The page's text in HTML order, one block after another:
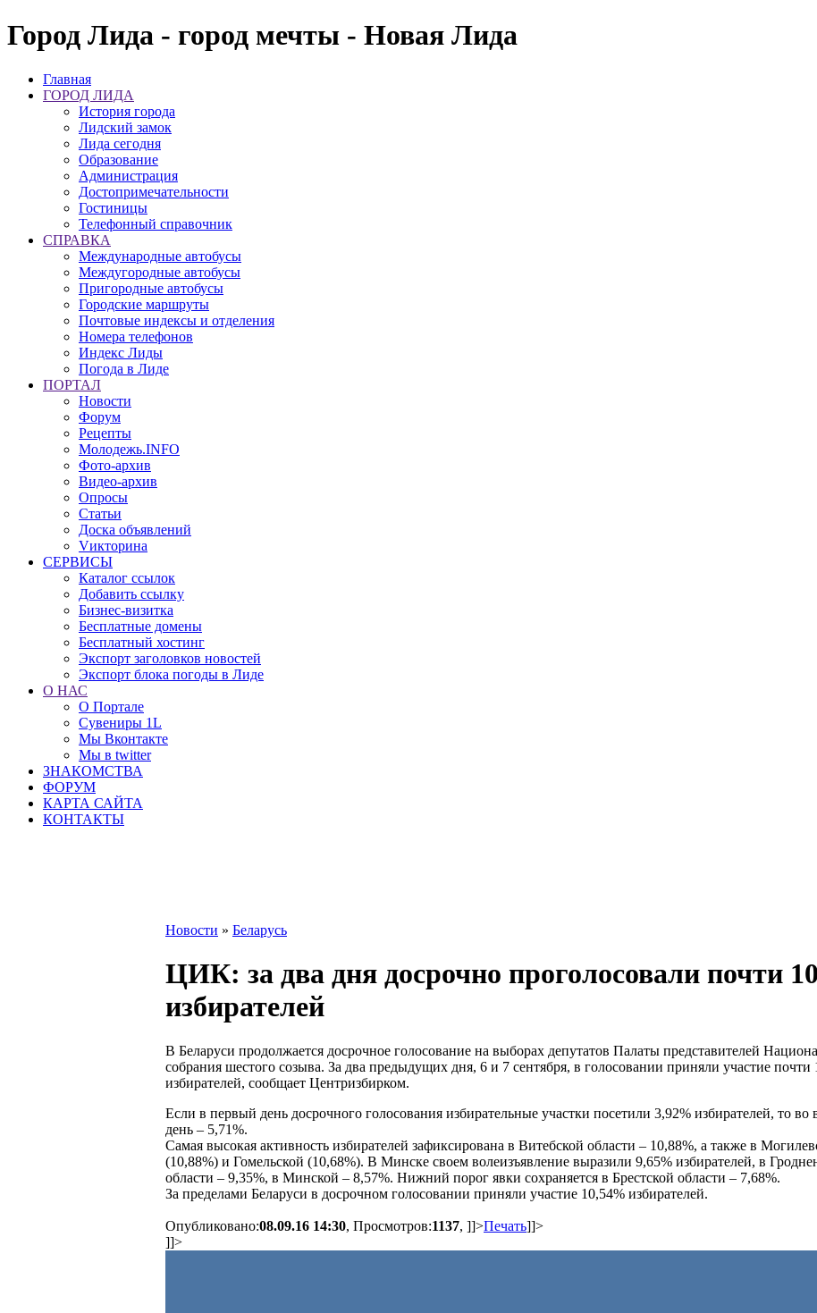
Город Лида - город мечты - Новая Лида
Главная
ГОРОД ЛИДА
История города
Лидский замок
Лида сегодня
Образование
Администрация
Достопримечательности
Гостиницы
Телефонный справочник
СПРАВКА
Международные автобусы
Междугородные автобусы
Пригородные автобусы
Городские маршруты
Почтовые индексы и отделения
Номера телефонов
Индекс Лиды
Погода в Лиде
ПОРТАЛ
Новости
Форум
Рецепты
Молодежь.INFO
Фото-архив
Видео-архив
Опросы
Статьи
Доска объявлений
Vикторина
СЕРВИСЫ
Каталог ссылок
Добавить ссылку
Бизнес-визитка
Бесплатные домены
Бесплатный хостинг
Экспорт заголовков новостей
Экспорт блока погоды в Лиде
О НАС
О Портале
Сувениры 1L
Мы Вконтакте
Мы в twitter
ЗНАКОМСТВА
ФОРУМ
КАРТА САЙТА
КОНТАКТЫ
Новости » Беларусь
ЦИК: за два дня досрочно проголосовали почти
избирателей
В Беларуси продолжается досрочное голосование на выборах депутатов Палаты представителей
собрания шестого созыва. За два предыдущих дня, 6 и 7 сентября, в голосовании приняли участие почти
избирателей, сообщает Центризбирком.
Если в первый день досрочного голосования избирательные участки посетили 3,92% избирателей, то во
день – 5,71%.
Самая высокая активность избирателей зафиксирована в Витебской области – 10,88%, а также в
(10,88%) и Гомельской (10,68%). В Минске своем волеизъявление выразили 9,65% избирателей, в
области – 9,35%, в Минской – 8,57%. Нижний порог явки сохраняется в Брестской области – 7,68%.
За пределами Беларуси в досрочном голосовании приняли участие 10,54% избирателей.
Опубликовано:08.09.16 14:30, Просмотров:1137, ]]>Печать]]>
]]>